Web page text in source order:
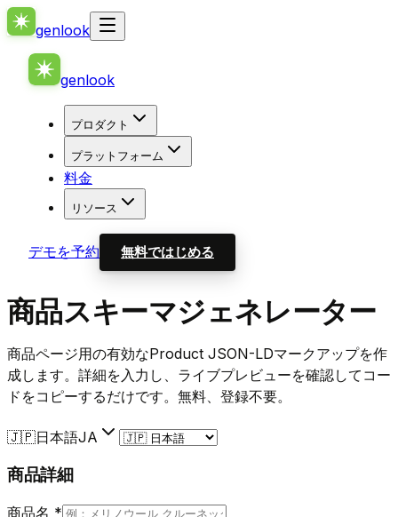
genlook
genlook
プロダクト
プラットフォーム
料金
リソース
デモを予約 無料ではじめる
商品スキーマジェネレーター
商品ページ用の有効なProduct JSON-LDマークアップを作
成します。詳細を入力し、ライブプレビューを確認してコー
ドをコピーするだけです。無料、登録不要。
🇯🇵日本語JA
商品詳細
商品名 *